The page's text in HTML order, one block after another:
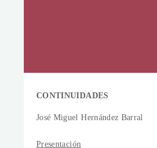
CONTINUIDADES
José Miguel Hernández Barral
Presentación